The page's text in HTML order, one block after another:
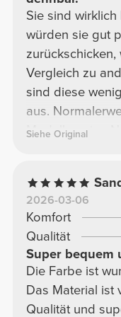
Sie sind
würden sie gut
Vergleich zu
sind diese
aus.
Modellen eine
bestellt, und die
einmal bis über
ich meine
sie
Daher
sogar eine
man, wie ich,
Siehe Original
2026-03-06
Komfort
Qualität
Super bequem
Die Farbe ist
Das Material ist
Qualität und